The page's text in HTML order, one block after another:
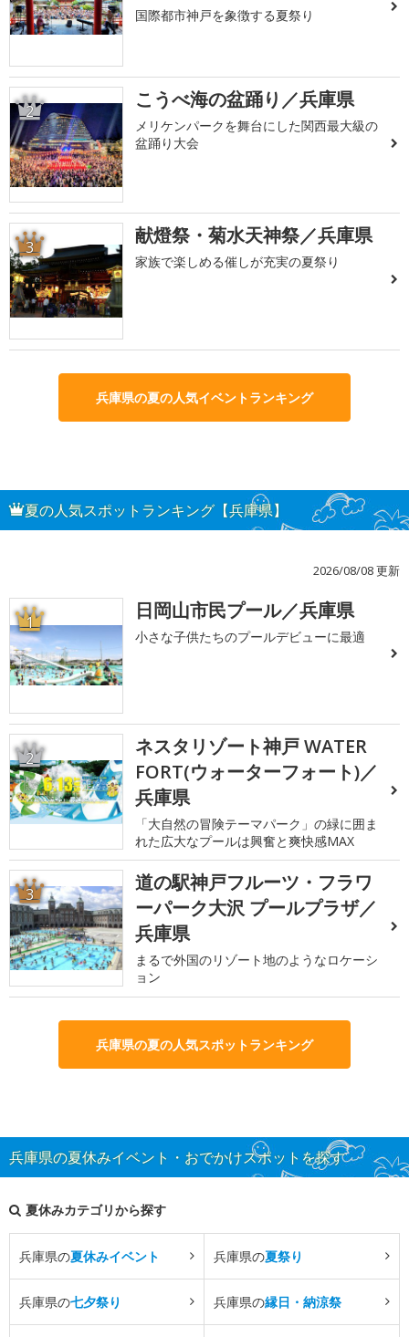
国際都市神戸を象徴する夏祭り
2 こうべ海の盆踊り／兵庫県
メリケンパークを舞台にした関西最大級の
盆踊り大会
3 献燈祭・菊水天神祭／兵庫県
家族で楽しめる催しが充実の夏祭り
兵庫県の夏の人気イベントランキング
夏の人気スポットランキング【兵庫県】
2026/08/08 更新
1 日岡山市民プール／兵庫県
小さな子供たちのプールデビューに最適
2
ネスタリゾート神戸 WATER
FORT(ウォーターフォート)／
兵庫県
「大自然の冒険テーマパーク」の緑に囲ま
れた広大なプールは興奮と爽快感MAX
3
道の駅神戸フルーツ・フラワ
ーパーク大沢 プールプラザ／
兵庫県
まるで外国のリゾート地のようなロケーシ
ョン
兵庫県の夏の人気スポットランキング
兵庫県の夏休みイベント・おでかけスポットを探す
夏休みカテゴリから探す
兵庫県の夏休みイベント 兵庫県の夏祭り
兵庫県の七夕祭り 兵庫県の縁日・納涼祭